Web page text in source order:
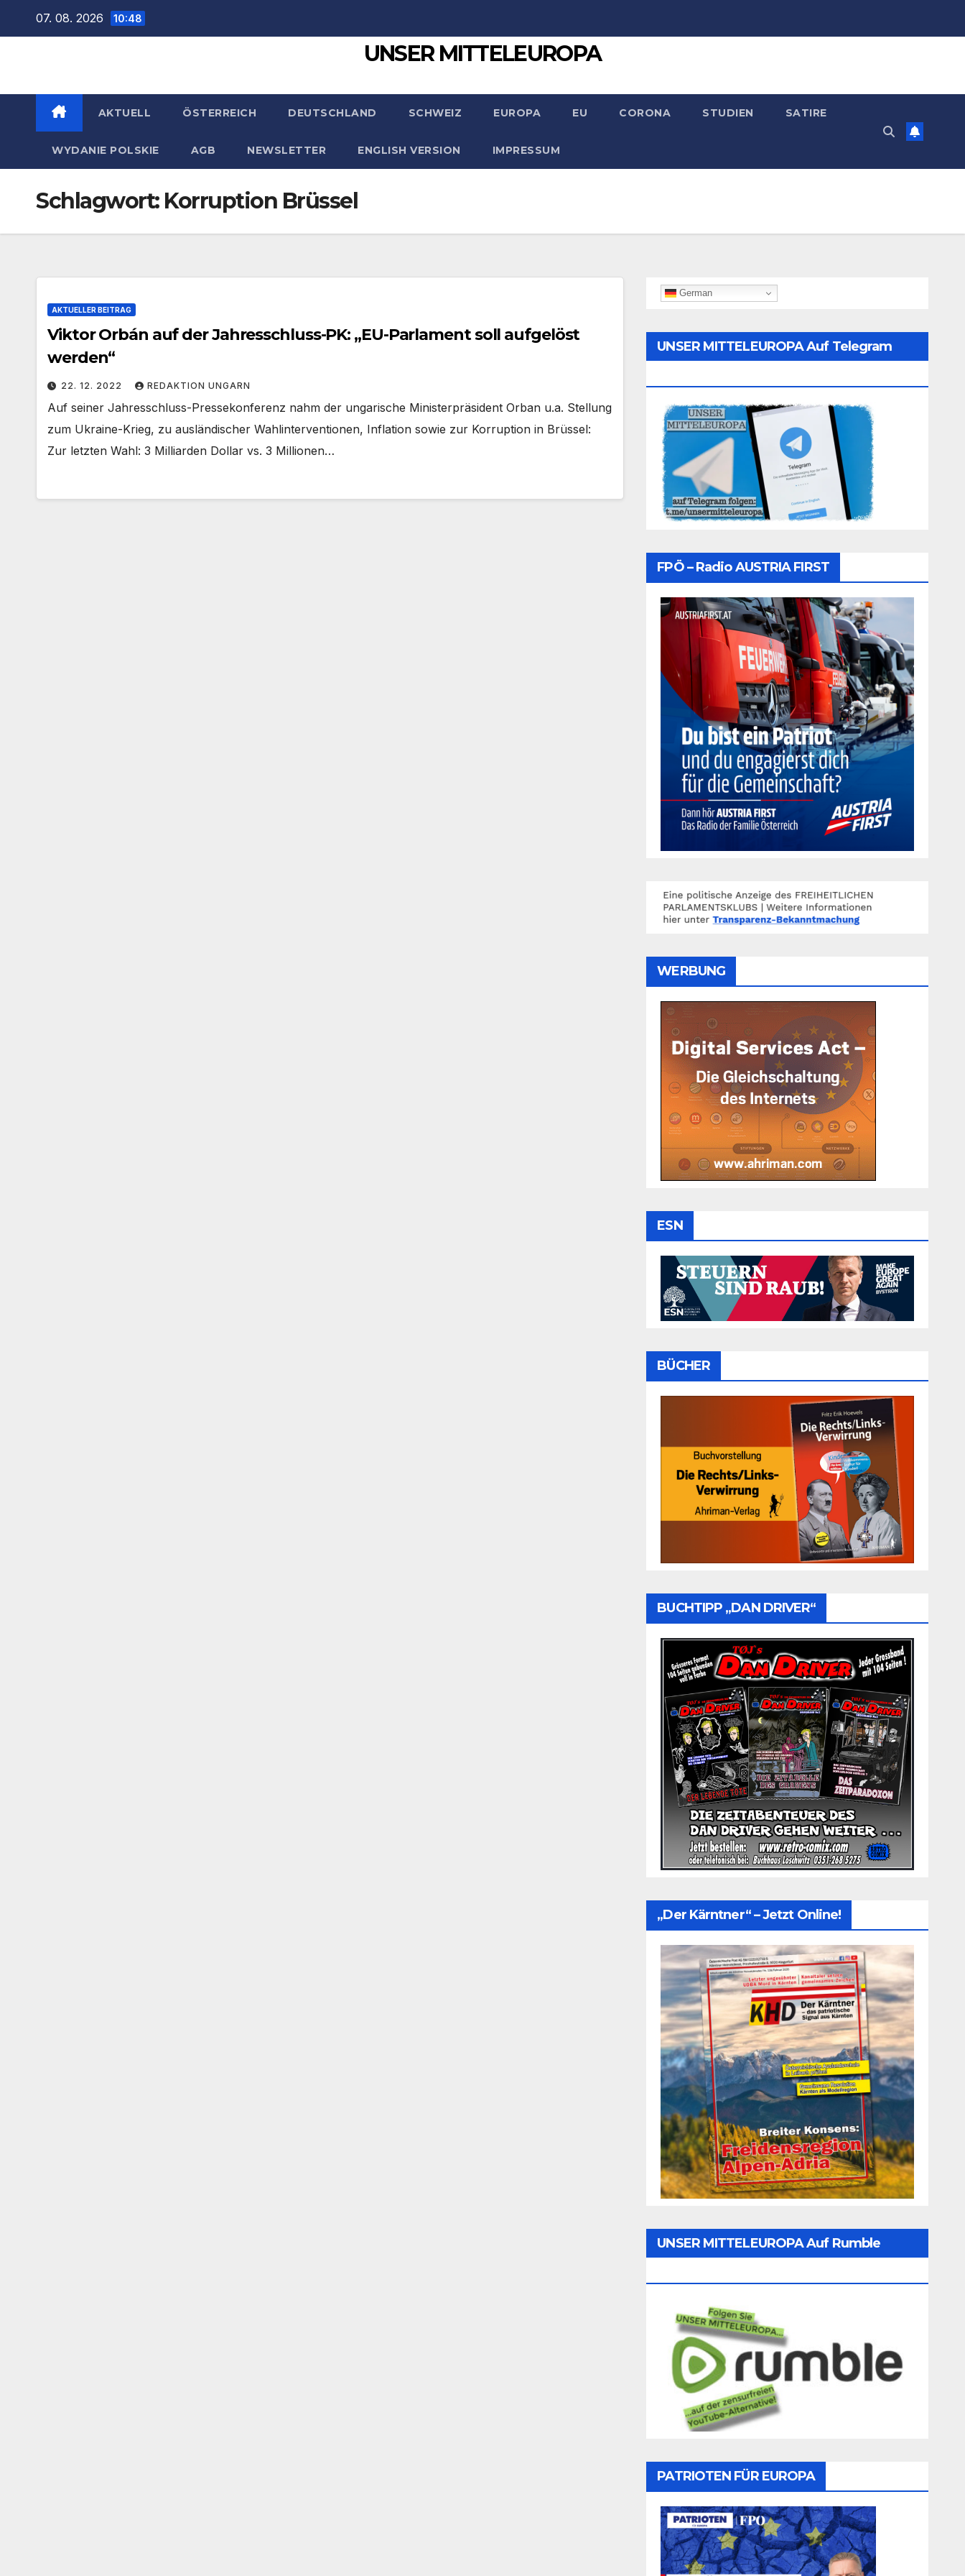
07. 08. 2026 10:48
UNSER MITTELEUROPA
AKTUELL ÖSTERREICH DEUTSCHLAND SCHWEIZ EUROPA EU CORONA STUDIEN SATIRE
WYDANIE POLSKIE AGB NEWSLETTER ENGLISH VERSION IMPRESSUM
Schlagwort: Korruption Brüssel
AKTUELLER BEITRAG
Viktor Orbán auf der Jahresschluss-PK: „EU-Parlament soll aufgelöst
werden“
22. 12. 2022 REDAKTION UNGARN
Auf seiner Jahresschluss-Pressekonferenz nahm der ungarische Ministerpräsident Orban u.a. Stellung
zum Ukraine-Krieg, zu ausländischer Wahlinterventionen, Inflation sowie zur Korruption in Brüssel:
Zur letzten Wahl: 3 Milliarden Dollar vs. 3 Millionen…
German
UNSER MITTELEUROPA Auf Telegram
FPÖ – Radio AUSTRIA FIRST
WERBUNG
ESN
BÜCHER
BUCHTIPP „DAN DRIVER“
„Der Kärntner“ – Jetzt Online!
UNSER MITTELEUROPA Auf Rumble
PATRIOTEN FÜR EUROPA